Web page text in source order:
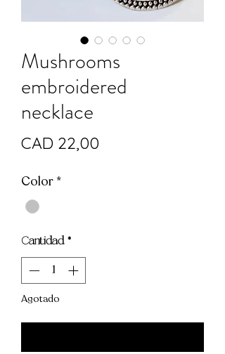
Mushrooms
embroidered
necklace
CAD 22,00
Color *
Cantidad *
Agotado